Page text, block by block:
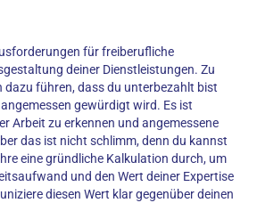
für freiberufliche
deiner Dienstleistungen. Zu
dazu führen, dass du unterbezahlt bist
gewürdigt wird. Es ist
Arbeit zu erkennen und angemessene
das ist nicht schlimm, denn du kannst
eine gründliche Kalkulation durch, um
und den Wert deiner Expertise
diesen Wert klar gegenüber deinen